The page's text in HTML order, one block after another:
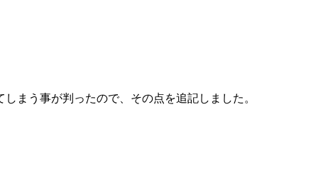
まう事が判ったので、その点を追記しました。